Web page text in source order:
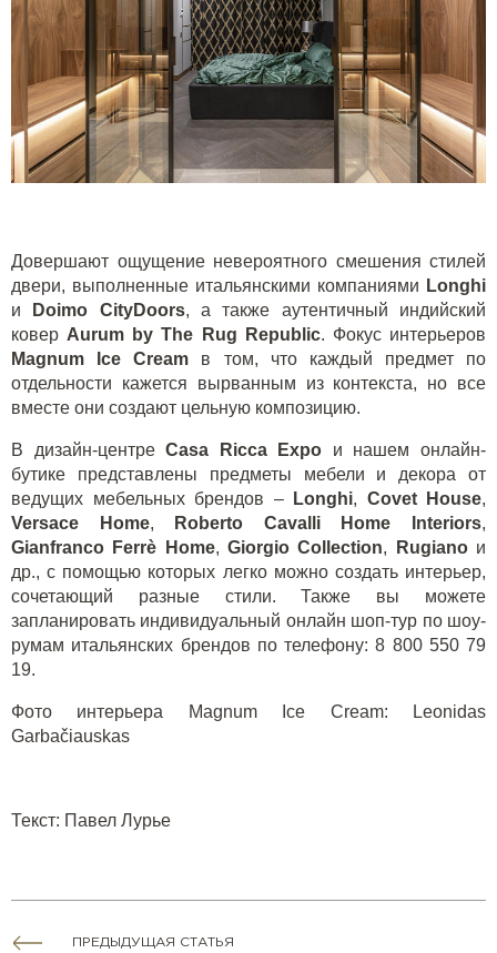
Довершают ощущение невероятного смешения стилей
двери, выполненные итальянскими компаниями Longhi
и
Doimo CityDoors, а также аутентичный индийский
ковер Aurum by The Rug Republic. Фокус интерьеров
Magnum Ice Cream в том, что каждый предмет по
отдельности кажется вырванным из контекста, но все
вместе они создают цельную композицию.
В дизайн-центреCasa Ricca Expo и нашемонлайн-
бутике представлены предметы мебели и декора от
ведущих мебельных брендов –
Longhi, Covet House,
Versace
Home, Roberto Cavalli Home Interiors,
Gianfranco Ferrè Home,Giorgio Collection, Rugiano и
др., с помощью которых легко можно создать интерьер,
сочетающий разные стили. Также вы можете
запланировать индивидуальный онлайн шоп-тур по шоу-
румам итальянских брендов по телефону: 8 800 550 79
19.
Фото интерьера
Magnum Ice Cream: Leonidas
Garbačiauskas
Текст: Павел Лурье
ПРЕДЫДУЩАЯ СТАТЬЯ